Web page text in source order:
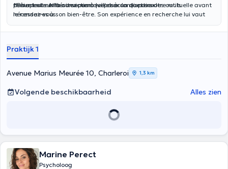
patient et sur la conviction que chacun dispose des outils
nécessaires à son bien-être. Son expérience en recherche lui vaut
thérapeute. N'hésitez pas à lui poser la question.
*Pour toutremboursementveillez à contacter votre mutuelle avant
le rendez-vous.
Praktijk 1
Avenue Marius Meurée 10, Charleroi 1,3 km
Volgende beschikbaarheid Alles zien
Marine Perect
Psycholoog